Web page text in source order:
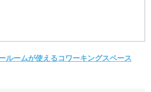
ルームが使えるコワーキングスペース